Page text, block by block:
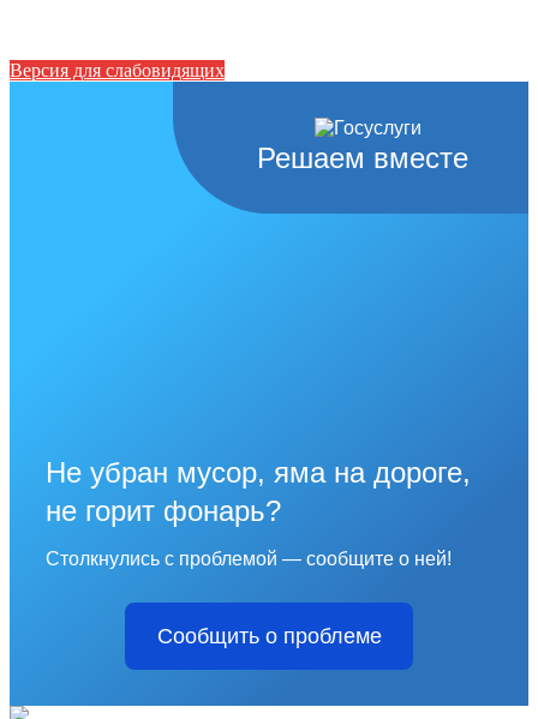
Версия для слабовидящих
Решаем вместе
Не убран мусор, яма на дороге,
не горит фонарь?
Столкнулись с проблемой — сообщите о ней!
Сообщить о проблеме